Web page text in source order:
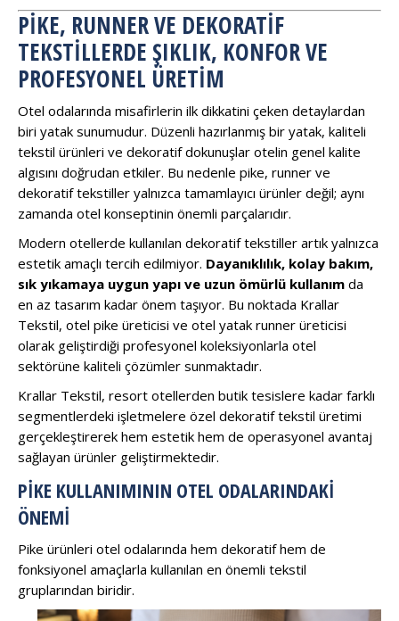
PIKE, RUNNER VE DEKORATIF
TEKSTILLERDE ŞIKLIK, KONFOR VE
PROFESYONEL ÜRETIM
Otel odalarında misafirlerin ilk dikkatini çeken detaylardan
biri yatak sunumudur. Düzenli hazırlanmış bir yatak, kaliteli
tekstil ürünleri ve dekoratif dokunuşlar otelin genel kalite
algısını doğrudan etkiler. Bu nedenle pike, runner ve
dekoratif tekstiller yalnızca tamamlayıcı ürünler değil; aynı
zamanda otel konseptinin önemli parçalarıdır.
Modern otellerde kullanılan dekoratif tekstiller artık yalnızca
estetik amaçlı tercih edilmiyor. Dayanıklılık, kolay bakım,
sık yıkamaya uygun yapı ve uzun ömürlü kullanım da
en az tasarım kadar önem taşıyor. Bu noktada Krallar
Tekstil, otel pike üreticisi ve otel yatak runner üreticisi
olarak geliştirdiği profesyonel koleksiyonlarla otel
sektörüne kaliteli çözümler sunmaktadır.
Krallar Tekstil, resort otellerden butik tesislere kadar farklı
segmentlerdeki işletmelere özel dekoratif tekstil üretimi
gerçekleştirerek hem estetik hem de operasyonel avantaj
sağlayan ürünler geliştirmektedir.
PIKE KULLANIMININ OTEL ODALARINDAKI
ÖNEMI
Pike ürünleri otel odalarında hem dekoratif hem de
fonksiyonel amaçlarla kullanılan en önemli tekstil
gruplarından biridir.